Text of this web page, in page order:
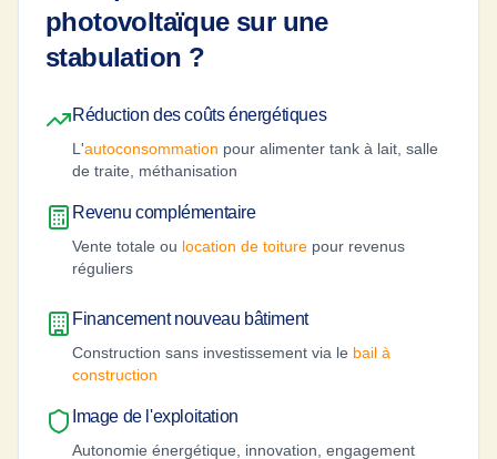
photovoltaïque sur une
stabulation ?
Réduction des coûts énergétiques
L'autoconsommation pour alimenter tank à lait, salle
de traite, méthanisation
Revenu complémentaire
Vente totale ou location de toiture pour revenus
réguliers
Financement nouveau bâtiment
Construction sans investissement via le bail à
construction
Image de l'exploitation
Autonomie énergétique, innovation, engagement